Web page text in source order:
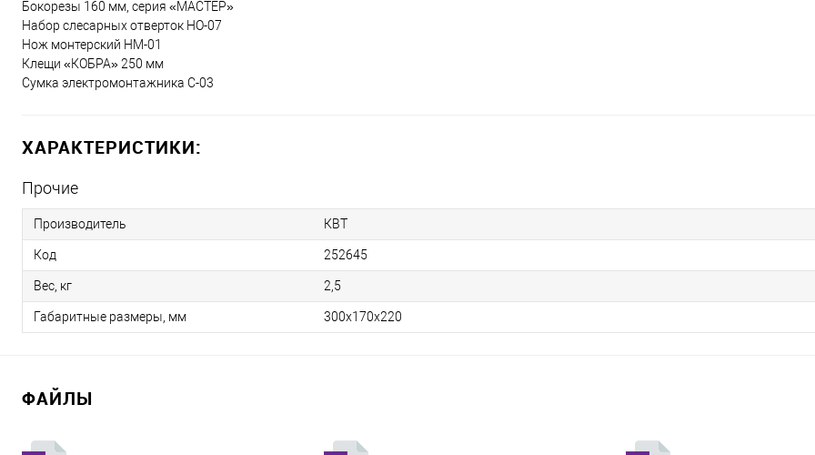
Бокорезы 160 мм, серия «МАСТЕР»
Набор слесарных отверток НО-07
Нож монтерский НМ-01
Клещи «КОБРА» 250 мм
Сумка электромонтажника С-03
ХАРАКТЕРИСТИКИ:
Прочие
Производитель КВТ
Код 252645
Вес, кг 2,5
Габаритные размеры, мм 300х170х220
ФАЙЛЫ